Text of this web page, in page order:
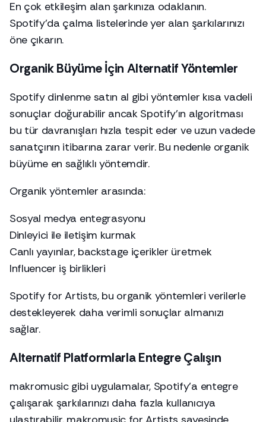
En çok etkileşim alan şarkınıza odaklanın.
Spotify’da çalma listelerinde yer alan şarkılarınızı
öne çıkarın.
Organik Büyüme İçin Alternatif Yöntemler
Spotify dinlenme satın al gibi yöntemler kısa vadeli
sonuçlar doğurabilir ancak Spotify’ın algoritması
bu tür davranışları hızla tespit eder ve uzun vadede
sanatçının itibarına zarar verir. Bu nedenle organik
büyüme en sağlıklı yöntemdir.
Organik yöntemler arasında:
Sosyal medya entegrasyonu
Dinleyici ile iletişim kurmak
Canlı yayınlar, backstage içerikler üretmek
Influencer iş birlikleri
Spotify for Artists, bu organik yöntemleri verilerle
destekleyerek daha verimli sonuçlar almanızı
sağlar.
Alternatif Platformlarla Entegre Çalışın
makromusic gibi uygulamalar, Spotify’a entegre
çalışarak şarkılarınızı daha fazla kullanıcıya